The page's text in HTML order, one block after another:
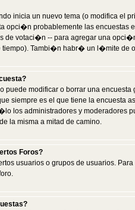
inicia un nuevo tema (o modifica el
opci�n probablemente las
de votaci�n -- para agregar una
Tambi�n habr� un l�mite de
modificar o borrar una
siempre es el que tiene la encuesta
los administradores y moderadores
la misma a mitad de camino.
Foros?
usuarios o grupos de usuarios.